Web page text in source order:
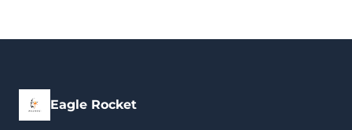
Eagle Rocket